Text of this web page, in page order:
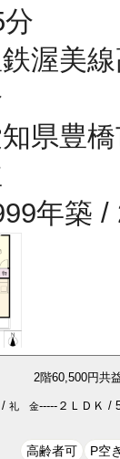
渥美
県豊
年築 /
2階60,500円共
礼 金-----２ＬＤＫ /
高齢者可 P空